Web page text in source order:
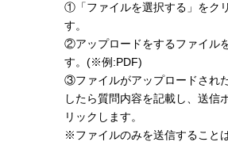
①「ファイルを選択する」をク
す。
②アップロードをするファイル
す。(※例:PDF)
③ファイルがアップロードされ
したら質問内容を記載し、送信
リックします。
※ファイルのみを送信すること